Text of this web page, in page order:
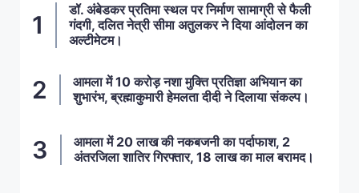
डॉ. अंबेडकर प्रतिमा स्थल पर निर्माण सामाग्री से फैली
गंदगी, दलित नेत्री सीमा अतुलकर ने दिया आंदोलन का
अल्टीमेटम।
आमला में 10 करोड़ नशा मुक्ति प्रतिज्ञा अभियान का
शुभारंभ, ब्रह्माकुमारी हेमलता दीदी ने दिलाया संकल्प।
आमला में 20 लाख की नकबजनी का पर्दाफाश, 2
अंतरजिला शातिर गिरफ्तार, 18 लाख का माल बरामद।